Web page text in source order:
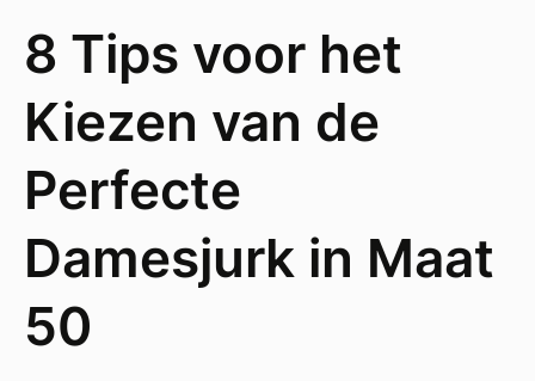
8 Tips voor het
Kiezen van de
Perfecte
Damesjurk in Maat
50